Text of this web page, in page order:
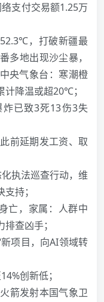
支付交易额1.25万
，打破新疆最
多地出现沙尘暴，
央气象台：寒潮橙
计降温或超20℃；
已致3死13伤3失
前延期发工资、取
执法巡查行动，维
持；
亡，家属：人群中
查凶手；
项目，向AI领域转
创新低；
箭发射本国气象卫